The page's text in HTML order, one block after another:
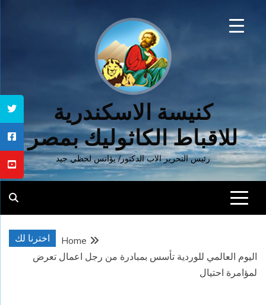
كنيسة الاسكندرية
للاقباط الكاثوليك بمصر
رئيس التحرير الاب الدكتور/ يؤانس لحظي جيد
اخترنا لك
Home
اليوم العالمي للوردية تأسس بمبادرة من رجل اعمال تعرض
لمؤامرة احتيال